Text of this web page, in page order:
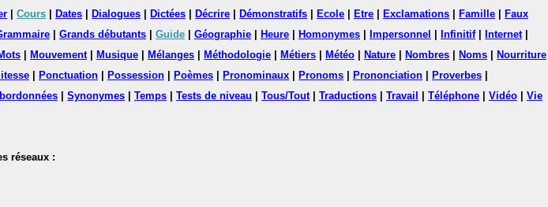
Cours Dates Dialogues Dictées Décrire Démonstratifs Ecole Etre Exclamations Famille
Faux
Grands débutants Guide Géographie Heure Homonymes Impersonnel Infinitif| Internet|
Mouvement| Musique Mélanges Méthodologie Métiers Météo Nature Nombres Noms
Nourriture
Ponctuation Possession Poèmes Pronominaux Pronoms Prononciation Proverbes
Synonymes Temps Tests de niveau Tous/Tout| Traductions Travail Téléphone Vidéo
Vie
réseaux :